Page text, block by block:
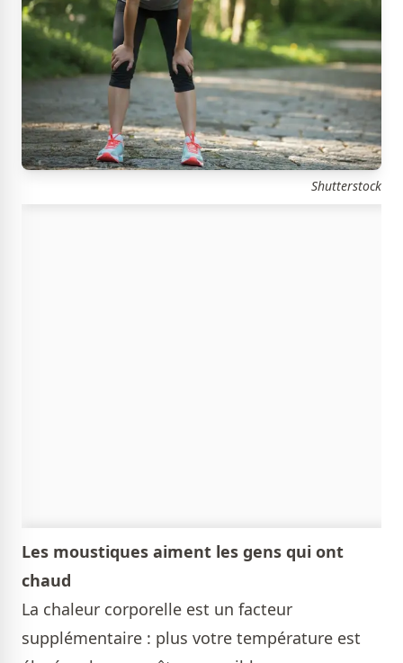
Shutterstock
Les moustiques aiment les gens qui ont
chaud
La chaleur corporelle est un facteur
supplémentaire : plus votre température est